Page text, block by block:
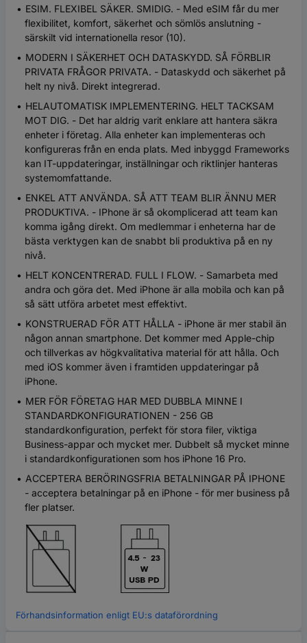
ESIM. FLEXIBEL SÄKER. SMIDIG. - Med eSIM får du mer
flexibilitet, komfort, säkerhet och sömlös anslutning -
särskilt vid internationella resor (10).
MODERN I SÄKERHET OCH DATASKYDD. SÅ FÖRBLIR
PRIVATA FRÅGOR PRIVATA. - Dataskydd och säkerhet på
helt ny nivå. Direkt integrerad.
HELAUTOMATISK IMPLEMENTERING. HELT TACKSAM
MOT DIG. - Det har aldrig varit enklare att hantera säkra
enheter i företag. Alla enheter kan implementeras och
konfigureras från en enda plats. Med inbyggd Frameworks
kan IT-uppdateringar, inställningar och riktlinjer hanteras
systemomfattande.
ENKEL ATT ANVÄNDA. SÅ ATT TEAM BLIR ÄNNU MER
PRODUKTIVA. - IPhone är så okomplicerad att team kan
komma igång direkt. Om medlemmar i enheterna har de
bästa verktygen kan de snabbt bli produktiva på en ny
nivå.
HELT KONCENTRERAD. FULL I FLOW. - Samarbeta med
andra och göra det. Med iPhone är alla mobila och kan på
så sätt utföra arbetet mest effektivt.
KONSTRUERAD FÖR ATT HÅLLA - iPhone är mer stabil än
någon annan smartphone. Det kommer med Apple-chip
och tillverkas av högkvalitativa material för att hålla. Och
med iOS kommer även i framtiden uppdateringar på
iPhone.
MER FÖR FÖRETAG HAR MED DUBBLA MINNE I
STANDARDKONFIGURATIONEN - 256 GB
standardkonfiguration, perfekt för stora filer, viktiga
Business-appar och mycket mer. Dubbelt så mycket minne
i standardkonfigurationen som hos iPhone 16 Pro.
ACCEPTERA BERÖRINGSFRIA BETALNINGAR PÅ IPHONE
- acceptera betalningar på en iPhone - för mer business på
fler platser.
Förhandsinformation enligt EU:s dataförordning